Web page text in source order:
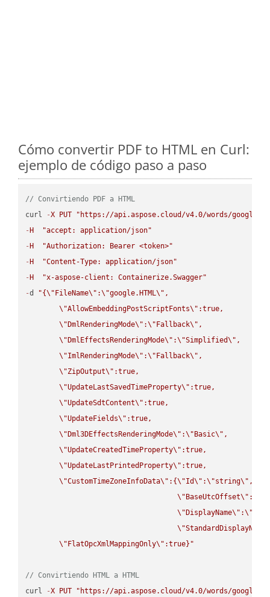
Cómo convertir PDF to HTML en Curl:
ejemplo de código paso a paso
// Convirtiendo PDF a HTML
curl
-X PUT
"https://api.aspose.cloud/v4.0/words/
- H
"accept: application/json"
- H
"Authorization: Bearer <token>"
- H
"Content-Type: application/json"
- H
"x-aspose-client: Containerize.Swagger"
-d "{\" FileName\" :\"google.HTML\" ,
\"AllowEmbeddingPostScriptFonts\" :true,
\" DmlRenderingMode\" :\" Fallback\" ,
\" DmlEffectsRenderingMode\" :\"Simplified\" ,
\"ImlRenderingMode\" :\" Fallback\" ,
\"ZipOutput\" :true,
\"UpdateLastSavedTimeProperty\" :true,
\"UpdateSdtContent\" :true,
\"UpdateFields\" :true,
\" Dml3DEffectsRenderingMode\" :\" Basic\" ,
\"UpdateCreatedTimeProperty\" :true,
\"UpdateLastPrintedProperty\" :true,
\"CustomTimeZoneInfoData\" :{\"Id\" :\"string\" ,
\" BaseUtcOffset\" :
\" DisplayName\" :\"
\"StandardDisplayName
\" FlatOpcXmlMappingOnly\" :true}"
// Convirtiendo HTML a HTML
curl
-X PUT
"https://api.aspose.cloud/v4.0/words/